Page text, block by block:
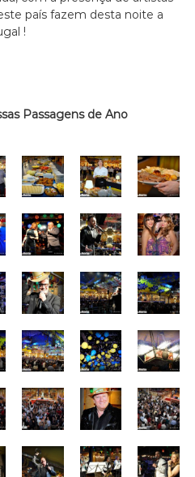
país fazem desta noite a
!
Passagens de Ano